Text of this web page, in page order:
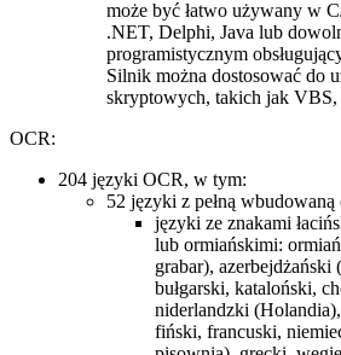
może być łatwo używany w
.NET, Delphi, Java lub
programistycznym
Silnik można dostosować do
skryptowych, takich jak VBS,
OCR:
204 języki OCR, w tym:
52 języki z pełną wbudowaną
języki ze znakami
lub ormiańskimi:
grabar), azerbejdżański
bułgarski, kataloński,
niderlandzki
fiński, francuski,